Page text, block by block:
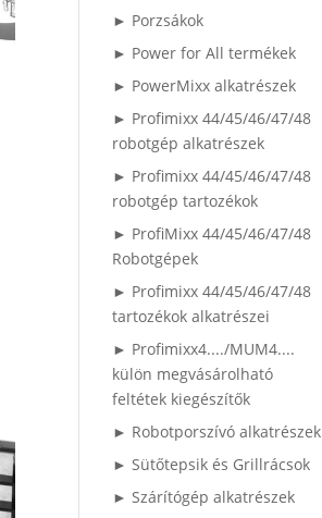
► Porzsákok
► Power for All termékek
► PowerMixx alkatrészek
► Profimixx 44/45/46/47/48
robotgép alkatrészek
► Profimixx 44/45/46/47/48
robotgép tartozékok
► ProfiMixx 44/45/46/47/48
Robotgépek
► Profimixx 44/45/46/47/48
tartozékok alkatrészei
► Profimixx4..../MUM4....
külön megvásárolható
feltétek kiegészítők
► Robotporszívó alkatrészek
► Sütőtepsik és Grillrácsok
► Szárítógép alkatrészek